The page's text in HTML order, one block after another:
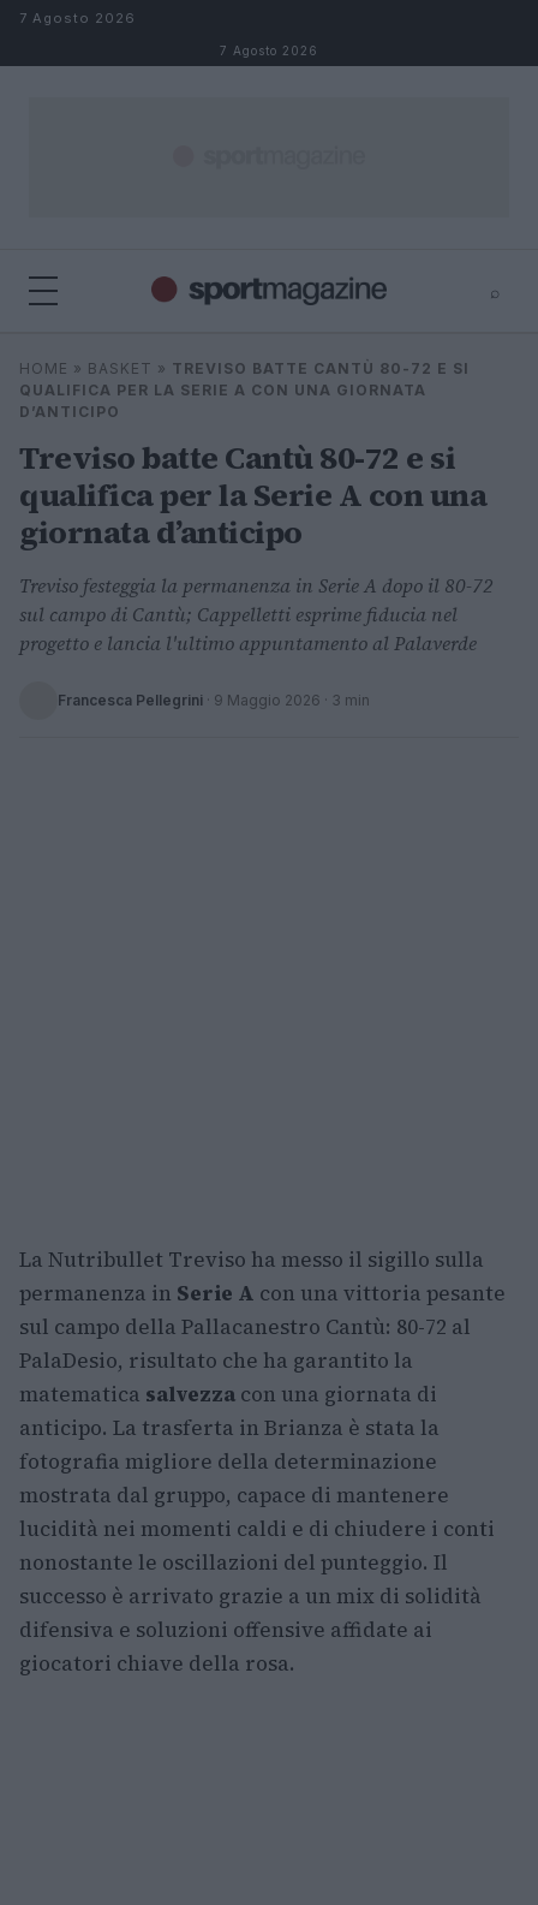
Salta al contenuto
7 Agosto 2026
7 Agosto 2026
⌕
Cerca
⌕
HOME » BASKET » TREVISO BATTE CANTÙ 80-72 E SI
QUALIFICA PER LA SERIE A CON UNA GIORNATA
D’ANTICIPO
Treviso batte Cantù 80-72 e si
qualifica per la Serie A con una
giornata d’anticipo
Treviso festeggia la permanenza in Serie A dopo il 80-72
sul campo di Cantù; Cappelletti esprime fiducia nel
progetto e lancia l'ultimo appuntamento al Palaverde
Francesca Pellegrini · 9 Maggio 2026 · 3 min
La Nutribullet Treviso ha messo il sigillo sulla
permanenza in Serie A con una vittoria pesante
sul campo della Pallacanestro Cantù: 80-72 al
PalaDesio, risultato che ha garantito la
matematica salvezza con una giornata di
anticipo. La trasferta in Brianza è stata la
fotografia migliore della determinazione
mostrata dal gruppo, capace di mantenere
lucidità nei momenti caldi e di chiudere i conti
nonostante le oscillazioni del punteggio. Il
successo è arrivato grazie a un mix di solidità
difensiva e soluzioni offensive affidate ai
giocatori chiave della rosa.